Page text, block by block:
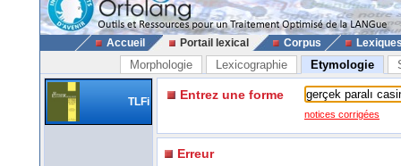
Accueil Portail lexical Corpus
Morphologie Lexicographie Etymologie
TLFi Entrez une forme
notices corrigées
Erreur